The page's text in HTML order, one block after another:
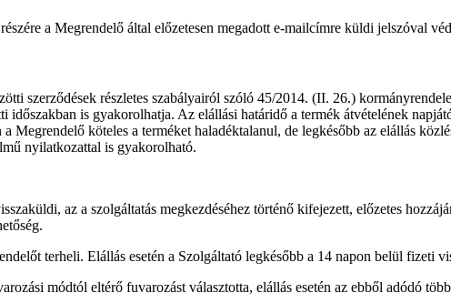
a Megrendelő által előzetesen megadott e-mailcímre küldi jelszóval
szerződések részletes szabályairól szóló 45/2014. (II. 26.)
időszakban is gyakorolhatja. Az elállási határidő a termék átvételének
Megrendelő köteles a terméket haladéktalanul, de legkésőbb az elállás
nyilatkozattal is gyakorolható.
az a szolgáltatás megkezdéséhez történő kifejezett, előzetes
terheli. Elállás esetén a Szolgáltató legkésőbb a 14 napon belül fizeti
módtól eltérő fuvarozást választotta, elállás esetén az ebből adódó